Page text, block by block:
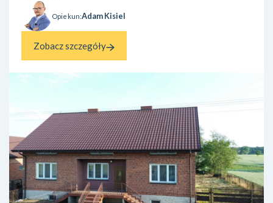
Opiekun:Adam Kisiel
Zobacz szczegóły